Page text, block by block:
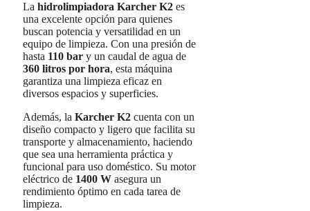
La hidrolimpiadora Karcher K2 es
una excelente opción para quienes
buscan potencia y versatilidad en un
equipo de limpieza. Con una presión de
hasta 110 bar y un caudal de agua de
360 litros por hora, esta máquina
garantiza una limpieza eficaz en
diversos espacios y superficies.
Además, la Karcher K2 cuenta con un
diseño compacto y ligero que facilita su
transporte y almacenamiento, haciendo
que sea una herramienta práctica y
funcional para uso doméstico. Su motor
eléctrico de 1400 W asegura un
rendimiento óptimo en cada tarea de
limpieza.